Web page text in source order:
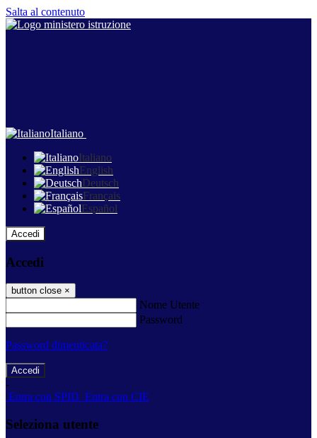
Salta al contenuto
Italiano
Italiano
English
Deutsch
Français
Español
Accedi
Accedi
button close ×
Nome Utente
Password
Password dimenticata?
-
Entra con SPID Entra con CIE
Seleziona utente